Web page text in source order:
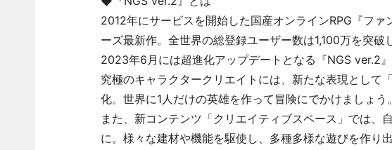
2012年にサービスを開始した国産オンラインRPG『フ
ーズ最新作。全世界の総登録ユーザー数は1,100万を突破
2023年6月には超進化アップデートとなる『NGS ver.2』
究極のキャラクタークリエイトには、新たな表現として
化。世界に1人だけの英雄を作って冒険にでかけましょう。
また、新コンテンツ「クリエイティブスペース」では、
に。様々な建材や機能を駆使し、多種多様な遊びを作り